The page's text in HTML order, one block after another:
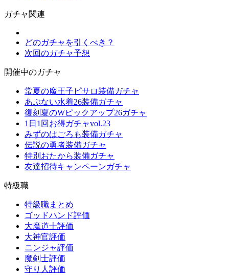
ガチャ関連
どのガチャを引くべき？
次回のガチャ予想
開催中のガチャ
常夏の魔王子ピサロ装備ガチャ
あぶない水着26装備ガチャ
復刻夏のWピックアップ26ガチャ
1日1回お得ガチャvol.23
みずのはごろも装備ガチャ
伝説の勇者装備ガチャ
特別おたから装備ガチャ
友達招待キャンペーンガチャ
特級職
特級職まとめ
ゴッドハンド評価
大魔道士評価
大神官評価
ニンジャ評価
魔剣士評価
守り人評価